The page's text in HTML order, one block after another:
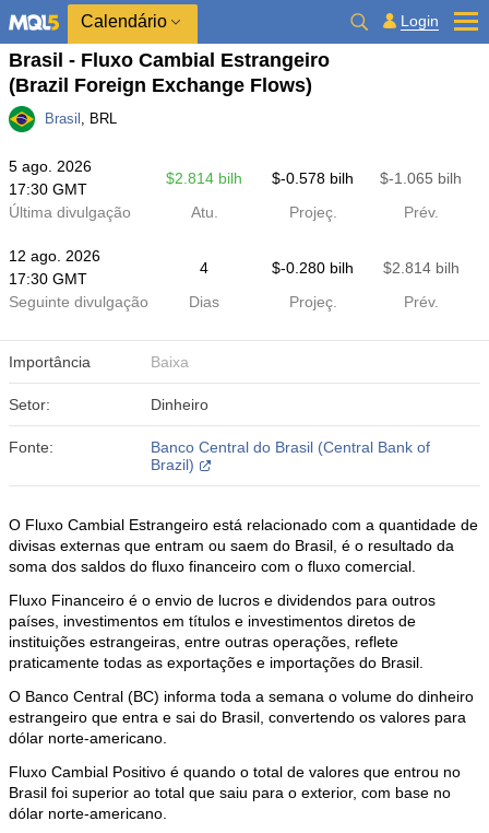
Calendário Login
Brasil - Fluxo Cambial Estrangeiro
(Brazil Foreign Exchange Flows)
Brasil , BRL
5 ago. 2026
17:30 GMT
$​2.814 bilh $​-0.578 bilh
$​-1.065 bilh
Última divulgação
Atu. Projeç. Prév.
12 ago. 2026
17:30 GMT
4 $​-0.280 bilh
$​2.814 bilh
Seguinte divulgação
Dias Projeç. Prév.
Importância Baixa
Setor: Dinheiro
Fonte:
Banco Central do Brasil (Central Bank of
Brazil)
O Fluxo Cambial Estrangeiro está relacionado com a quantidade de
divisas externas que entram ou saem do Brasil, é o resultado da
soma dos saldos do fluxo financeiro com o fluxo comercial.
Fluxo Financeiro é o envio de lucros e dividendos para outros
países, investimentos em títulos e investimentos diretos de
instituições estrangeiras, entre outras operações, reflete
praticamente todas as exportações e importações do Brasil.
O Banco Central (BC) informa toda a semana o volume do dinheiro
estrangeiro que entra e sai do Brasil, convertendo os valores para
dólar norte-americano.
Fluxo Cambial Positivo é quando o total de valores que entrou no
Brasil foi superior ao total que saiu para o exterior, com base no
dólar norte-americano.